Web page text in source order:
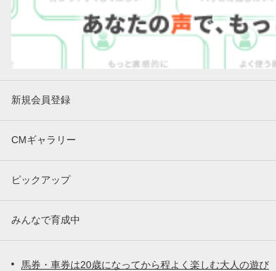
新規会員登録
CMギャラリー
ピックアップ
みんなで育成中
馬券・車券は20歳になってから程よく楽しむ大人の遊び